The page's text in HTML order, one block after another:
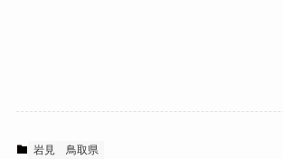
岩見 鳥取県